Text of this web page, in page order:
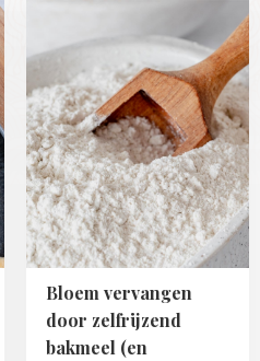
Bloem vervangen
door zelfrijzend
bakmeel (en
about
Bloem
vervangen
door
zelfrijzend
bakmeel
(en
andersom!)